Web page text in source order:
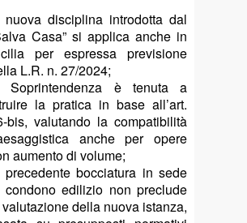
nuova disciplina introdotta dal
Casa” si applica anche in
per espressa previsione
L.R. n. 27/2024;
Soprintendenza è tenuta a
la pratica in base all’art.
bis, valutando la compatibilità
anche per opere
aumento di volume;
precedente bocciatura in sede
condono edilizio non preclude
della nuova istanza,